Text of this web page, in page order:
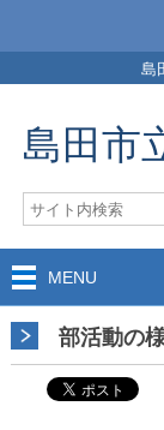
島
島田市
MENU
部活動の